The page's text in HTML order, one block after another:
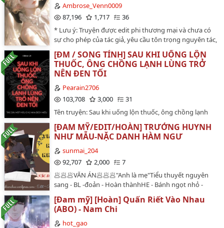
nghen!""Mình ơi, kẹo này tui mới đi Sài Thành mua đó.
Mình ăn thử đi!""Đời này tui thương có một mình mình
thôi!"--------Truyện được lấy bối cảnh miền tây Việt Nam
xưa, không dựa vào cột mốc lịch sử hay chính trị nào
cả. (Lấy cảm hứng từ phim Ải Mỹ Nhân + Ải Trần Gian.
Ai kêu lấy cảm hứng Tiếng Sét Trong Mưa nữa là lấy
súng bắn lủng đít.)Tác giả: Tiêu Dương
(gautruckungfu)Thể loại: xuyên không, bách hợp, 1x1,
hai bà con gái đẻ con =)) Vô lý và ờ mấy zing gút
chópCp chính: Hoàng Bảo Gia Huy (Trần Mỹ Anh) x Lê
Huỳnh Kiều Trang(Truyện không có drama gì đâu chỉ
viết chơi trong lúc rảnh nên từ ngữ không được trau
chuốt với diễn biến khá nhanh và lỗi dính chữ, truyện
chỉ bình tĩnh sống và truyện cũng khá là ngắn với lại
truyện của mình không được chắc tay như những tác
giả khác, m…
giả: Nhị Thập hi vọng sẽ có ngày bỏ đi cái danh xưng
"Nhị Thập" này. Nàng toại nguyện. Ấy vậy, nàng lại trở
tên thật là Từ A Man, là nha hoàn của Tam tiểu thư Mộ
phủ. Vào đêm hai mươi tháng chạp năm ngoái, Nhị
công tử Mộ Cẩm say rượu khiến nàng bị thất thân.
Tam tiểu thư thương tình cầu xin Nhị công tử thu
nhập Từ A Man. Từ đó, cuộc đời của nàng đã thay đổi.
bình thường chuyển thành một thị tẩm bị quên lãng.
Cho đến một ngày, thị tẩm bị quên lãng xuất hiện
trước mắt vị Nhị công tử độc ác, hỉ nộ vô thường... ------
--- Chú ý: - Triều đại trong truyện chỉ là hư cấu. - Nam
chính tra nam, không sạch, đọc đoạn đầu cực kỳ tra.
Cẩn thận trước khi nhảy hố. --------- Truyện được up
trực tiếp ở wattpad và facebook: Gió tháng sáu.
TRUYỆN DỊCH CHƯA CÓ SỰ CHO PHÉP CỦA TÁC GIẢ.
VUI LÒNG KHÔNG SỬ DỤNG VỚI MỤC ĐÍCH THƯƠNG
MẠI.…
Ambrose_Venn0009
87,196
1,717
36
* Lưu ý: Truyện được edit phi thương mại và chưa có
sự cho phép của tác giả, yêu cầu tôn trọng nguyên tác,
không chuyển ver, không re-up!!! Truyện chỉ đăng tải
duy nhất trên wattpad. Tình trạng dịch: hoànTình
trạng gốc: Hoàn 35 chương + 1 PN. Tác giả: Cố Cô Cô
(顾咕咕) 3P | Song tính | Ngủ gian | Điều giáo | Kết
HECặp song sinh ác bộc cực kỳ "chó" công x Tiểu bá
tước kiêu kỳ thụ Tiểu bá tước mua về hai nô lệ có dung
mình bị người ta đổ đầy tinh dịch. Ban ngày, cậu là tiểu
bá tước kiêu ngạo, ngang ngược, ra lệnh cho người
hầu một cách hống hách. Nhưng khi đêm xuống, cậu
bị những con sói hung dữ nhân danh việc canh gác,
dùng quy đầu liên tục chà xát lên âm hộ mỏng manh,
khiến cơ thể non nớt của cậu bị chơi đùa đến trở nên
chín muồi và quyến rũ. _____Điều giáo âm đế và âm hộ,
có song long, có ngậm tinh, có sử dụng đạo cụ, có dị
năng, tiểu tiện, cung giao, đi dây, v.v.Không sinh
con._____chỉ có H thôi (ง ͠ ͠° ل͜ °)ง có lỗi khó hiểu hay
thiếu chữ, cụt lủn thì nhắc mình để mình sửa (◍•ᴗ•◍)
❤…
[ĐM / SONG TÍNH] SAU KHI UỐNG LỘN
THUỐC, ÔNG CHỒNG LẠNH LÙNG TRỞ
NÊN ĐEN TỐI
Pearain2706
103,708
3,000
31
Tên truyện: Sau khi uống lộn thuốc, ông chồng lạnh
lùng trở nên đen tốiTên gốc: Uống lộn thuốc sau cao
lãnh lão công thế nhưng thành lão sáp phêTác giả: Một
Hữu Chú Nha Đích MiêuThể loại: Đam mỹ, Hiện đại , HE
, Tình cảm , H văn , Ngọt sủng , Song tính , 1v1Editor: JY
✖️ CẢNH BÁO: EDIT THÔ TỤC, THỤ SONG TÍNH CÓ 2 BỘ
HỘ ‼️…
[ĐAM MỸ/EDIT/HOÀN] TRƯỞNG HUYNH
NHƯ MẪU-NẶC DANH HÀM NGƯ
sunmai_204
92,707
2,000
7
🥟🥟🥟VĂN ÁN🥟🥟🥟"Anh là mẹ"Tiểu thuyết nguyên
sang - BL -đoản - Hoàn thànhHE - Bánh ngọt nhỏ -
CP: Lâm Đàm x Lâm Hồi🥟Không thể khống chế được
nước mắt ( dễ khóc) niên hạ-chó con công x Dịu dàng
thành thật người song tính thụ…
[Đam mỹ] [Hoàn] Quấn Riết Vào Nhau
(ABO) - Nam Chi
hot_gao